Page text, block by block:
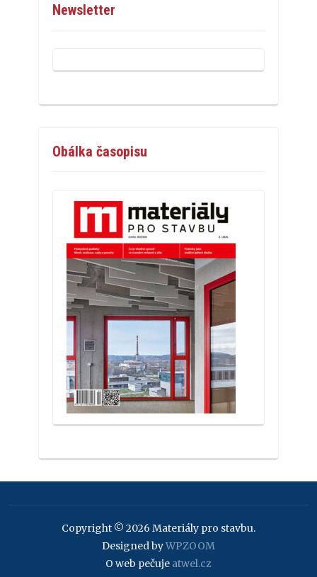
Newsletter
Obálka časopisu
Copyright © 2026 Materiály pro stavbu.
Designed byWPZOOM
O web pečuje atwel.cz